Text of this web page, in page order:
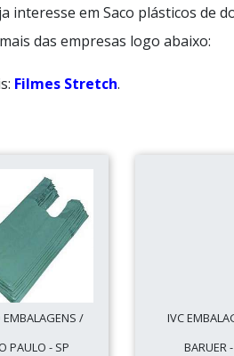
interesse em Saco plásticos de
das empresas logo abaixo:
Filmes Stretch.
EMBALAGENS /
PAULO - SP
IVC
BARUER